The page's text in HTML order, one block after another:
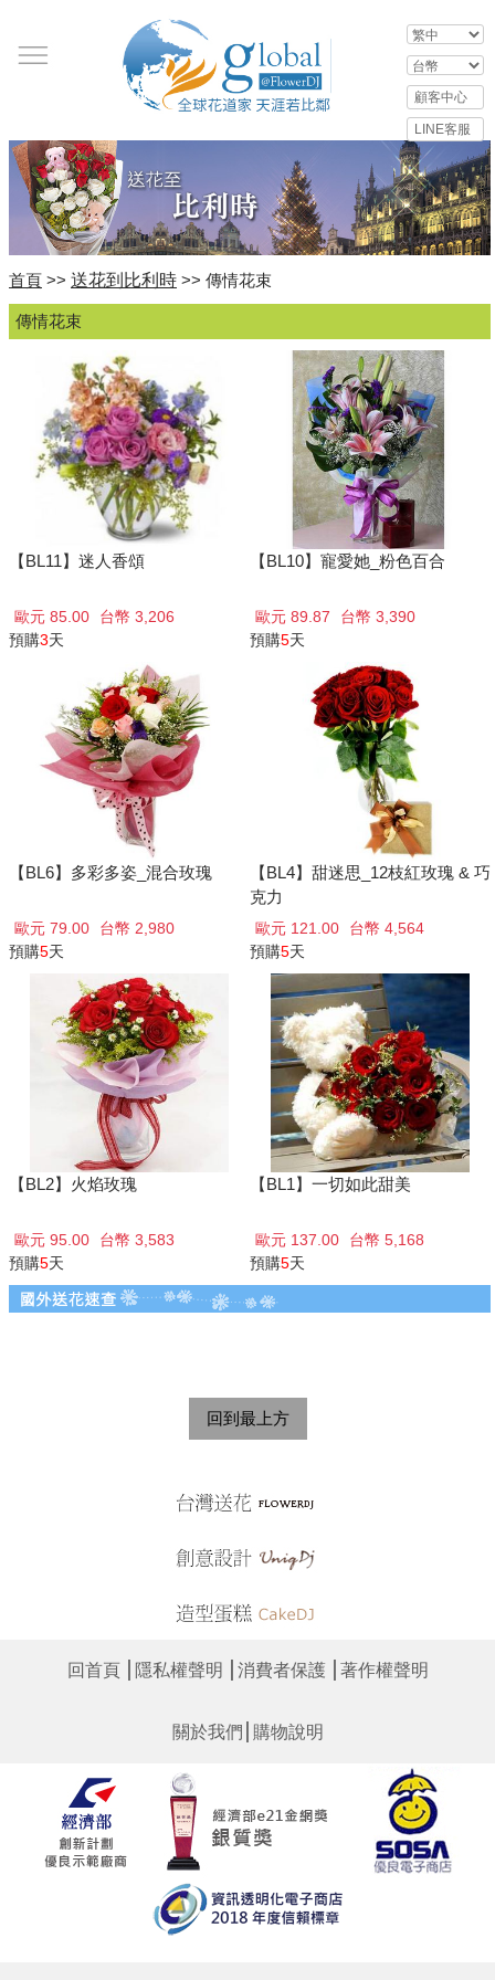
首頁 >> 送花到比利時 >> 傳情花束
傳情花束
【BL11】迷人香頌
歐元 85.00
台幣 3,206
預購3天
【BL10】寵愛她_粉色百合
歐元 89.87
台幣 3,390
預購5天
【BL6】多彩多姿_混合玫瑰
歐元 79.00
台幣 2,980
預購5天
【BL4】甜迷思_12枝紅玫瑰 & 巧
克力
歐元 121.00
台幣 4,564
預購5天
【BL2】火焰玫瑰
歐元 95.00
台幣 3,583
預購5天
【BL1】一切如此甜美
歐元 137.00
台幣 5,168
預購5天
回到最上方
回首頁│ 隱私權聲明 消費者保護│ 著作權聲明
關於我們 購物說明